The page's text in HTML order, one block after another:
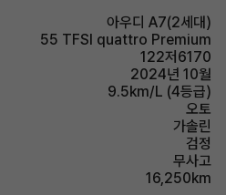
아우디 A7(2세대)
55 TFSI quattro Premium
122저6170
2024년 10월
9.5km/L (4등급)
오토
가솔린
검정
무사고
16,250km